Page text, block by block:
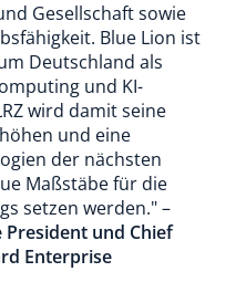
Gesellschaft sowie
Blue Lion ist
Deutschland als
und KI-
wird damit seine
und eine
der nächsten
Maßstäbe für die
setzen werden." –
President und Chief
Enterprise